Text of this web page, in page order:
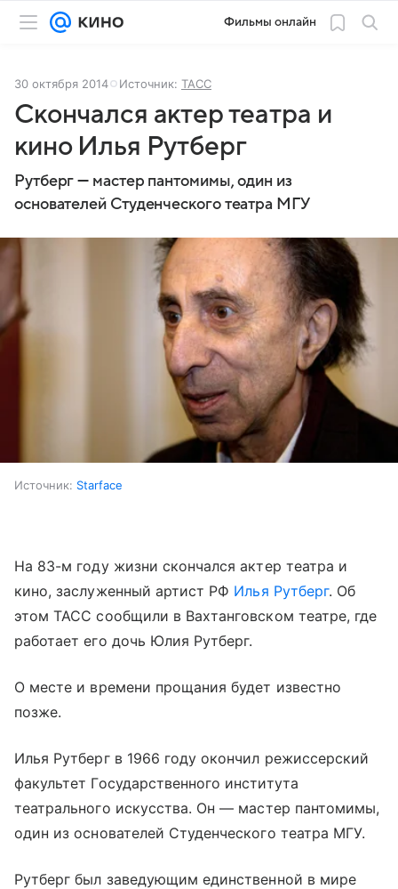
Фильмы онлайн
30 октября 2014 Источник: ТАСС
Скончался актер театра и
кино Илья Рутберг
Рутберг — мастер пантомимы, один из
основателей Студенческого театра МГУ
Источник: Starface
На 83-м году жизни скончался актер театра и
кино, заслуженный артист РФ Илья Рутберг. Об
этом ТАСС сообщили в Вахтанговском театре, где
работает его дочь Юлия Рутберг.
О месте и времени прощания будет известно
позже.
Илья Рутберг в 1966 году окончил режиссерский
факультет Государственного института
театрального искусства. Он — мастер пантомимы,
один из основателей Студенческого театра МГУ.
Рутберг был заведующим единственной в мире